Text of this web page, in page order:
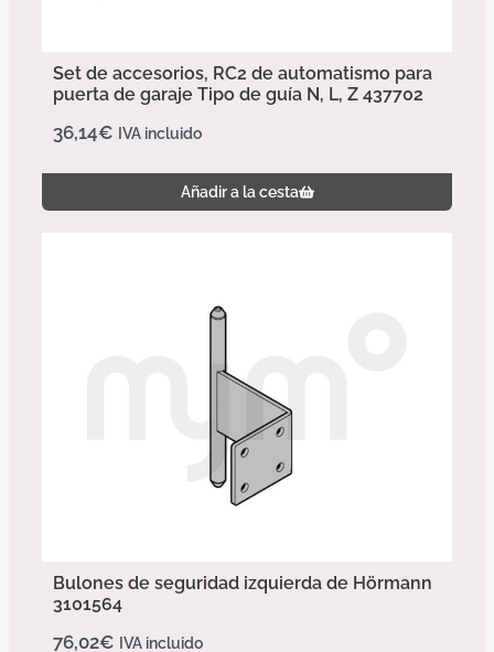
Set de accesorios, RC2 de automatismo para
puerta de garaje Tipo de guía N, L, Z 437702
36,14€ IVA incluido
Añadir a la cesta
Bulones de seguridad izquierda de Hörmann
3101564
76,02€ IVA incluido